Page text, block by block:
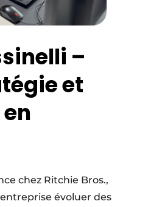
–
et
chez Ritchie Bros.,
évoluer des